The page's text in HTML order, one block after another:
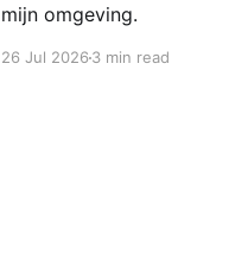
mijn omgeving.
26 Jul 20263 min read